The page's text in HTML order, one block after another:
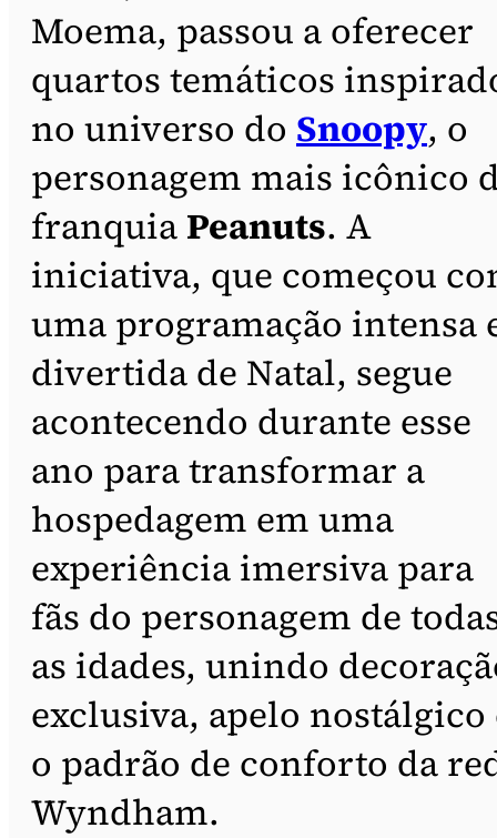
Moema, passou a oferecer
quartos temáticos
no universo do Snoopy, o
personagem mais icônico
franquia Peanuts. A
iniciativa, que começou
uma programação intensa
divertida de Natal, segue
acontecendo durante esse
ano para transformar a
hospedagem em uma
experiência imersiva para
fãs do personagem de
as idades, unindo
exclusiva, apelo nostálgico
o padrão de conforto da
Wyndham.